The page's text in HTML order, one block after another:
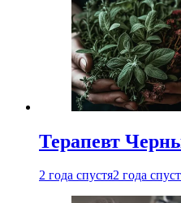
Терапевт
2 года спустя2 года